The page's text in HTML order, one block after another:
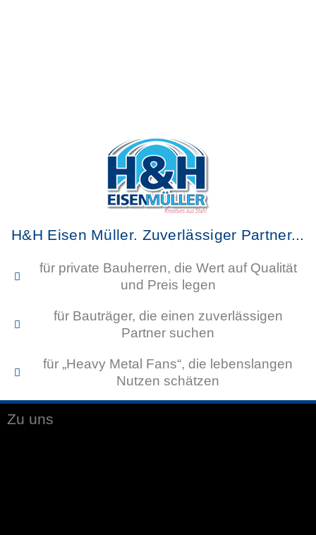
Stahlkonstruktionen
für den
Hallenbau
H&H Eisen Müller. Zuverlässiger Partner...
für private Bauherren, die Wert auf Qualität
und Preis legen
für Bauträger, die einen zuverlässigen
Partner suchen
für „Heavy Metal Fans“, die lebenslangen
Nutzen schätzen
Zu uns